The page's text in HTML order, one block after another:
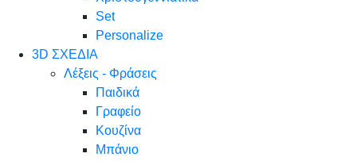
Set
Personalize
3D ΣΧΕΔΙΑ
Λέξεις - Φράσεις
Παιδικά
Γραφείο
Κουζίνα
Μπάνιο